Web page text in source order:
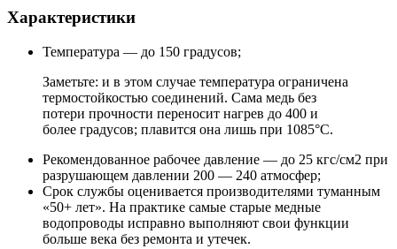
Характеристики
Температура — до 150 градусов;
Заметьте: и в этом случае температура ограничена
термостойкостью соединений. Сама медь без
потери прочности переносит нагрев до 400 и
более градусов; плавится она лишь при 1085°С.
Рекомендованное рабочее давление — до 25 кгс/см2 при
разрушающем давлении 200 — 240 атмосфер;
Срок службы оценивается производителями туманным
«50+ лет». На практике самые старые медные
водопроводы исправно выполняют свои функции
больше века без ремонта и утечек.